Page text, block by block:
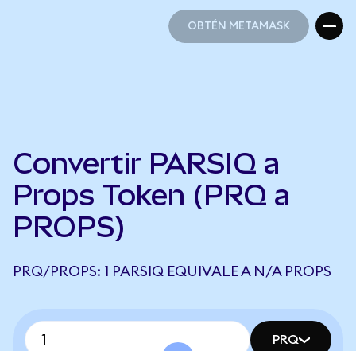
OBTÉN METAMASK
Convertir PARSIQ a
Props Token (PRQ a
PROPS)
PRQ/PROPS: 1 PARSIQ EQUIVALE A N/A PROPS
PRQ